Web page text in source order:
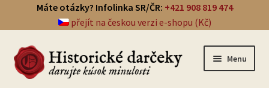
Máte otázky? Infolinka SR/ČR: +421 908 819 474
přejít na českou verzi e-shopu (Kč)
Menu